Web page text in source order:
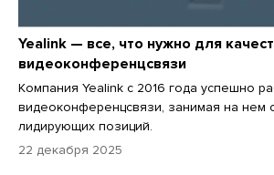
Yealink — все, что нужно для
видеоконференцсвязи
Компания Yealink с 2016 года успешно
видеоконференцсвязи, занимая на нем
лидирующих позиций.
22 декабря 2025